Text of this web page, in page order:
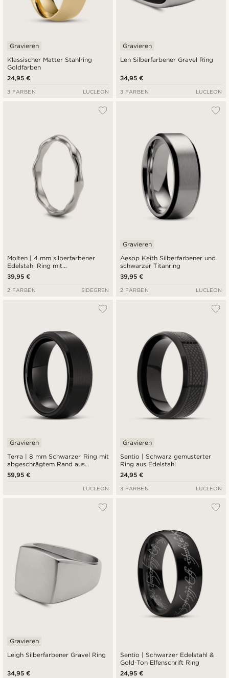
Klassischer Matter Stahlring
Goldfarben
Gravieren
24,95 €
3 FARBEN LUCLEON
Len Silberfarbener Gravel Ring
Gravieren
34,95 €
3 FARBEN LUCLEON
Molten | 4 mm silberfarbener
Edelstahl Ring mit
wellenförmigem Design
39,95 €
2 FARBEN SIDEGREN
Aesop Keith Silberfarbener und
schwarzer Titanring
Gravieren
39,95 €
2 FARBEN LUCLEON
Terra | 8 mm Schwarzer Ring mit
abgeschrägtem Rand aus
Tungsten
Gravieren
59,95 €
LUCLEON
Sentio | Schwarz gemusterter
Ring aus Edelstahl
Gravieren
24,95 €
3 FARBEN LUCLEON
Leigh Silberfarbener Gravel Ring
Gravieren
34,95 €
Sentio | Schwarzer Edelstahl &
Gold-Ton Elfenschrift Ring
24,95 €